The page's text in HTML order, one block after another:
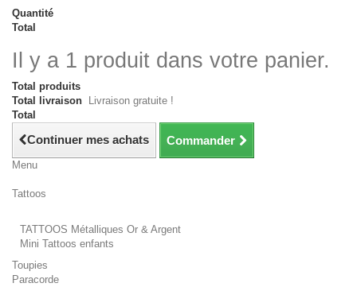
Quantité
Total
Il y a 1 produit dans votre panier.
Total produits
Total livraison
Livraison gratuite !
Total
Continuer mes achats Commander
Menu
Tattoos
TATTOOS Métalliques Or & Argent
Mini Tattoos enfants
Toupies
Paracorde